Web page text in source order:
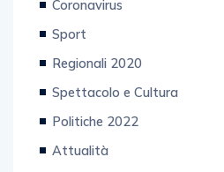
Sport
Regionali 2020
Spettacolo e Cultura
Politiche 2022
Attualità
amministrative 2023